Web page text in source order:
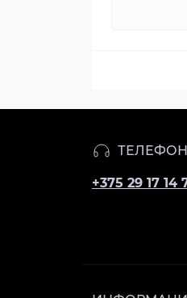
+375 29 17 14